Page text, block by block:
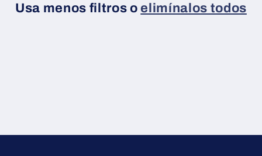
n
Usa menos filtros oelimínalos todos